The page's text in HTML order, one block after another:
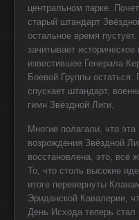
центральном парке.
старый штандарт
остальное время
зачитывает
известившее Генерала
Боевой Группы остаться.
спускает штандарт,
гимн Звёздной Лиги.
Многие полагали, что
возрождения Звёздной
восстановлена, это, всё
То, что столь высокие
итоге перевернуты
Эриданской Кавалерии,
День Исхода теперь стал